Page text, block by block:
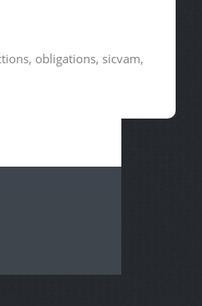
obligations, sicvam,